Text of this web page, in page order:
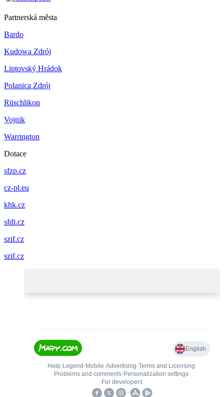
Partnerská města
Bardo
Kudowa Zdrój
Liptovský Hrádok
Polanica Zdrój
Rüschlikon
Vojnik
Warrington
Dotace
sfzp.cz
cz-pl.eu
khk.cz
sfdi.cz
szif.cz
szif.cz